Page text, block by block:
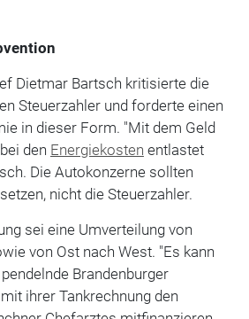
Dietmar Bartsch kritisierte die
Steuerzahler und forderte einen
in dieser Form. "Mit dem Geld
den Energiekosten entlastet
Die Autokonzerne sollten
nicht die Steuerzahler.
sei eine Umverteilung von
von Ost nach West. "Es kann
Brandenburger
ihrer Tankrechnung den